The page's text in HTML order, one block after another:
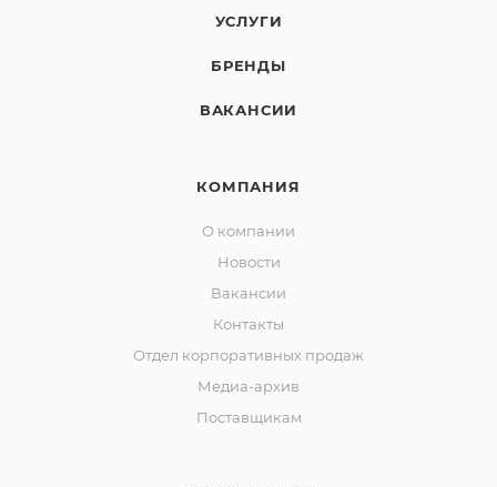
УСЛУГИ
БРЕНДЫ
ВАКАНСИИ
КОМПАНИЯ
О компании
Новости
Вакансии
Контакты
Отдел корпоративных продаж
Медиа-архив
Поставщикам